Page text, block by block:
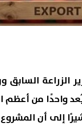
الزراعة
يُعد واحدًا من
إلى أن المشروع